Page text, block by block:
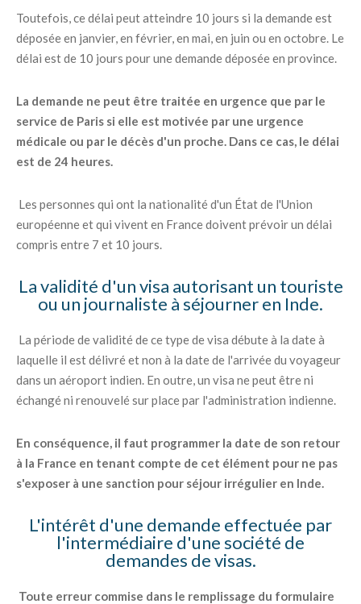
Toutefois, ce délai peut atteindre 10 jours si la demande est
déposée en janvier, en février, en mai, en juin ou en octobre. Le
délai est de 10 jours pour une demande déposée en province.
La demande ne peut être traitée en urgence que par le
service de Paris si elle est motivée par une urgence
médicale ou par le décès d'un proche. Dans ce cas, le délai
est de 24 heures.
Les personnes qui ont la nationalité d'un État de l'Union
européenne et qui vivent en France doivent prévoir un délai
compris entre 7 et 10 jours.
La validité d'un visa autorisant un touriste
ou un journaliste à séjourner en Inde.
La période de validité de ce type de visa débute à la date à
laquelle il est délivré et non à la date de l'arrivée du voyageur
dans un aéroport indien. En outre, un visa ne peut être ni
échangé ni renouvelé sur place par l'administration indienne.
En conséquence, il faut programmer la date de son retour
à la France en tenant compte de cet élément pour ne pas
s'exposer à une sanction pour séjour irrégulier en Inde.
L'intérêt d'une demande effectuée par
l'intermédiaire d'une société de
demandes de visas.
Toute erreur commise dans le remplissage du formulaire